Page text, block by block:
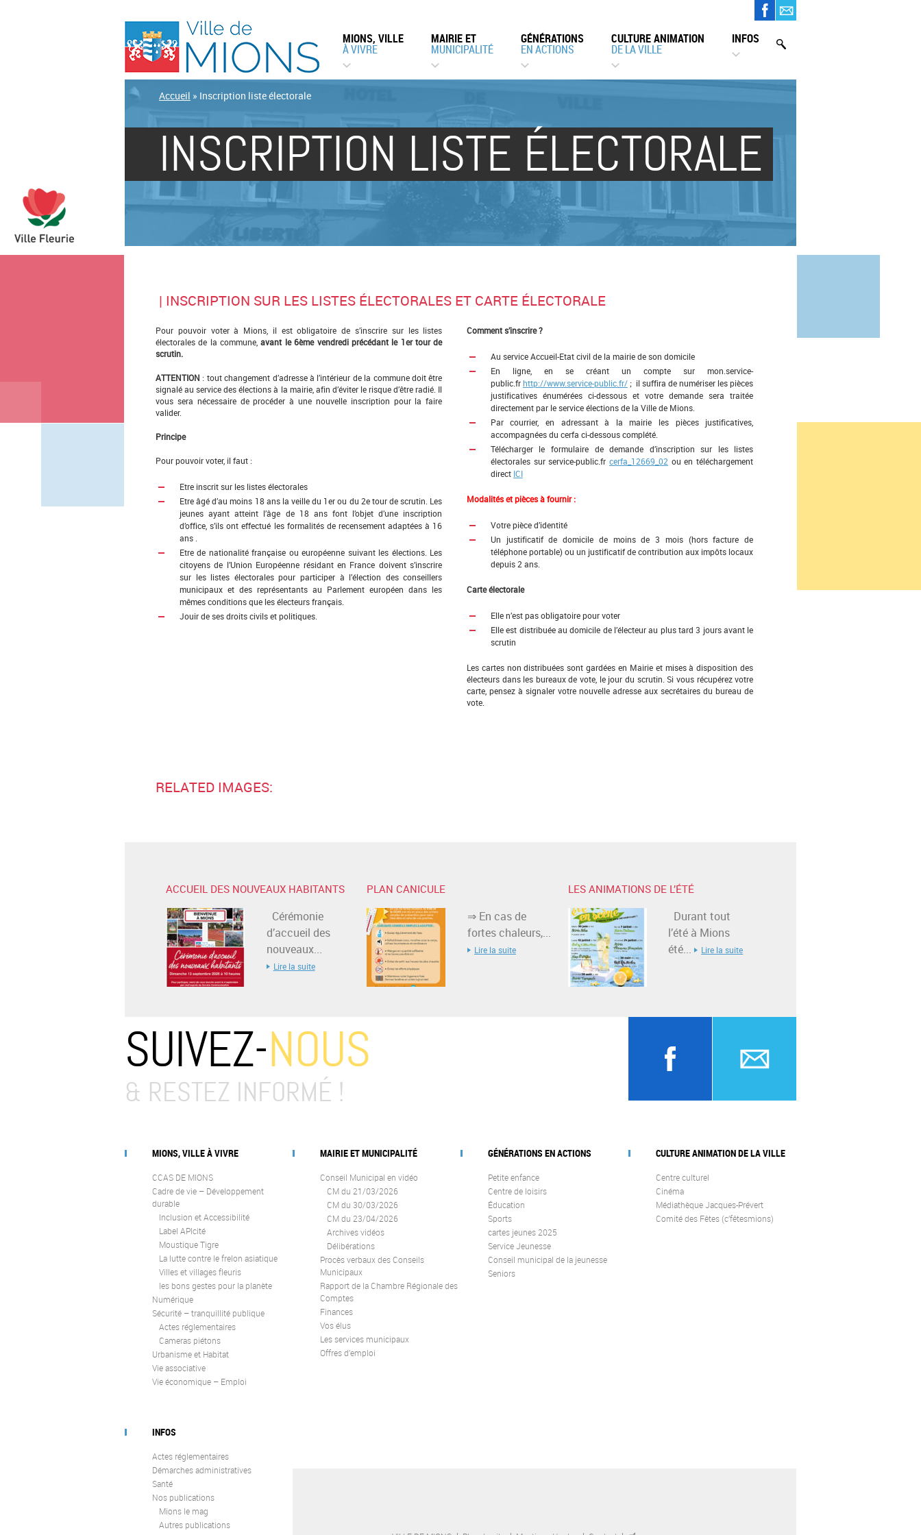
MIONS, VILLE
À VIVRE
MAIRIE ET
MUNICIPALITÉ
GÉNÉRATIONS
EN ACTIONS
CULTURE ANIMATION
DE LA VILLE
INFOS
Accueil » Inscription liste électorale
INSCRIPTION LISTE ÉLECTORALE
| INSCRIPTION SUR LES LISTES ÉLECTORALES ET CARTE ÉLECTORALE
Pour pouvoir voter à Mions, il est obligatoire de s’inscrire sur les listes
électorales de la commune,avant le 6ème vendredi précédant le 1er tour de
scrutin.
ATTENTION : tout changement d’adresse à l’intérieur de la commune doit être
signalé au service des élections à la mairie, afin d’éviter le risque d’être radié. Il
vous sera nécessaire de procéder à une nouvelle inscription pour la faire
valider.
Principe
Pour pouvoir voter, il faut :
Etre inscrit sur les listes électorales
Etre âgé d’au moins 18 ans la veille du 1er ou du 2e tour de scrutin. Les
jeunes ayant atteint l’âge de 18 ans font l’objet d’une inscription
d’office, s’ils ont effectué les formalités de recensement adaptées à 16
ans .
Etre de nationalité française ou européenne suivant les élections. Les
citoyens de l’Union Européenne résidant en France doivent s’inscrire
sur les listes électorales pour participer à l’élection des conseillers
municipaux et des représentants au Parlement européen dans les
mêmes conditions que les électeurs français.
Jouir de ses droits civils et politiques.
Comment s’inscrire ?
Au service Accueil-Etat civil de la mairie de son domicile
En ligne, en se créant un compte sur mon.service-
public.frhttp://www.service-public.fr/ ; il suffira de numériser les pièces
justificatives énumérées ci-dessous et votre demande sera traitée
directement par le service élections de la Ville de Mions.
Par courrier, en adressant à la mairie les pièces justificatives,
accompagnées du cerfa ci-dessous complété.
Télécharger le formulaire de demande d’inscription sur les listes
électorales sur service-public.fr cerfa_12669_02 ou en téléchargement
direct ICI
Modalités et pièces à fournir :
Votre pièce d’identité
Un justificatif de domicile de moins de 3 mois (hors facture de
téléphone portable) ou un justificatif de contribution aux impôts locaux
depuis 2 ans.
Carte électorale
Elle n’est pas obligatoire pour voter
Elle est distribuée au domicile de l’électeur au plus tard 3 jours avant le
scrutin
Les cartes non distribuées sont gardées en Mairie et mises à disposition des
électeurs dans les bureaux de vote, le jour du scrutin. Si vous récupérez votre
carte, pensez à signaler votre nouvelle adresse aux secrétaires du bureau de
vote.
RELATED IMAGES:
ACCUEIL DES NOUVEAUX HABITANTS
Cérémonie
d’accueil des
nouveaux...
Lire la suite
PLAN CANICULE
⇒ En cas de
fortes chaleurs,...
Lire la suite
LES ANIMATIONS DE L’ÉTÉ
Durant tout
l’été à Mions
été...
Lire la suite
SUIVEZ-NOUS
& RESTEZ INFORMÉ !
MIONS, VILLE À VIVRE
CCAS DE MIONS
Cadre de vie – Développement
durable
Inclusion et Accessibilité
Label APIcité
Moustique Tigre
La lutte contre le frelon asiatique
Villes et villages fleuris
les bons gestes pour la planète
Numérique
Sécurité – tranquillité publique
Actes réglementaires
Cameras piétons
Urbanisme et Habitat
Vie associative
Vie économique – Emploi
MAIRIE ET MUNICIPALITÉ
Conseil Municipal en vidéo
CM du 21/03/2026
CM du 30/03/2026
CM du 23/04/2026
Archives vidéos
Délibérations
Procès verbaux des Conseils
Municipaux
Rapport de la Chambre Régionale des
Comptes
Finances
Vos élus
Les services municipaux
Offres d’emploi
GÉNÉRATIONS EN ACTIONS
Petite enfance
Centre de loisirs
Éducation
Sports
cartes jeunes 2025
Service Jeunesse
Conseil municipal de la jeunesse
Seniors
CULTURE ANIMATION DE LA VILLE
Centre culturel
Cinéma
Médiathèque Jacques-Prévert
Comité des Fêtes (c’fêtesmions)
INFOS
Actes réglementaires
Démarches administratives
Santé
Nos publications
Mions le mag
Autres publications